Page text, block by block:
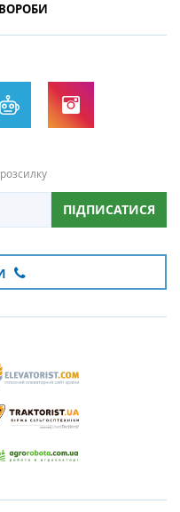
ПІДПИСАТИСЯ